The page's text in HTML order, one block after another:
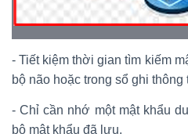
- Tiết kiệm thời gian tìm kiếm
bộ não hoặc trong sổ ghi
- Chỉ cần nhớ một mật khẩu
bộ mật khẩu đã lưu.